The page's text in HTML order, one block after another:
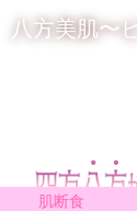
八方美肌〜
肌断食